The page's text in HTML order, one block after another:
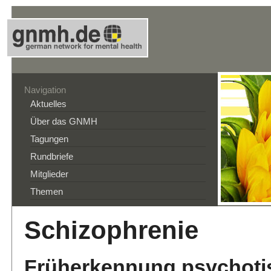
Navigation
Aktuelles
Über das GNMH
Tagungen
Rundbriefe
Mitglieder
Themen
Schizophrenie